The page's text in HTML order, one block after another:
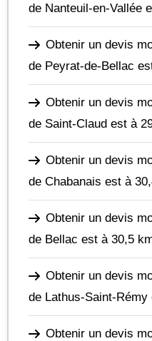
de Nanteuil-en-Vallée
Obtenir un devis
de Peyrat-de-Bellac
Obtenir un devis
de Saint-Claud est à
Obtenir un devis
de Chabanais est à
Obtenir un devis
de Bellac est à 30,5
Obtenir un devis
de Lathus-Saint-Rémy
Obtenir un devis